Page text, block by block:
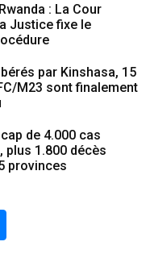
: La Cour
Justice fixe le
par Kinshasa, 15
M23 sont finalement
de 4.000 cas
1.800 décès
provinces